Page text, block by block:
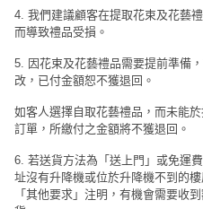
4. 我們建議顧客在提取花束及花藝
而導致禮品受損。
5. 因花束及花藝禮品需要提前準備
改，已付金額恕不獲退回。
如客人選擇自取花藝禮品，而未能
訂單，所繳付之金額將不獲退回。
6. 若送貨方法為「送上門」或免運
址沒有升降機或位於升降機不到的
「其他要求」注明，有機會需要收